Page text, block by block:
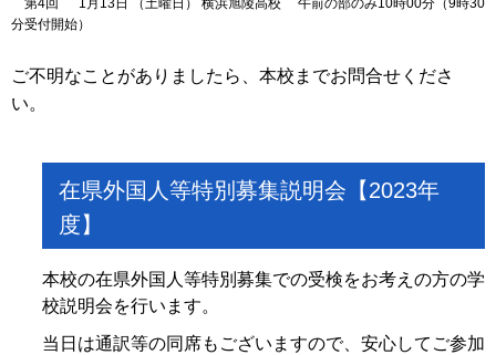
第4回 1月13日 （土曜日） 横浜旭陵高校 午前の部のみ10時00分（9時30
分受付開始）
ご不明なことがありましたら、本校までお問合せくださ
い。
在県外国人等特別募集説明会【2023年
度】
本校の在県外国人等特別募集での受検をお考えの方の学
校説明会を行います。
当日は通訳等の同席もございますので、安心してご参加